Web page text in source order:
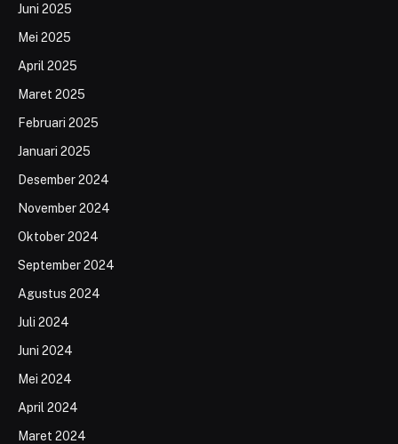
Juni 2025
Mei 2025
April 2025
Maret 2025
Februari 2025
Januari 2025
Desember 2024
November 2024
Oktober 2024
September 2024
Agustus 2024
Juli 2024
Juni 2024
Mei 2024
April 2024
Maret 2024